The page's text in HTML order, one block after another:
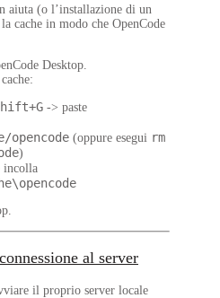
aiuta (o l’installazione di un
cache in modo che OpenCode
Desktop.
-> paste
opencode (oppure esegui rm
)
al server
il proprio server locale